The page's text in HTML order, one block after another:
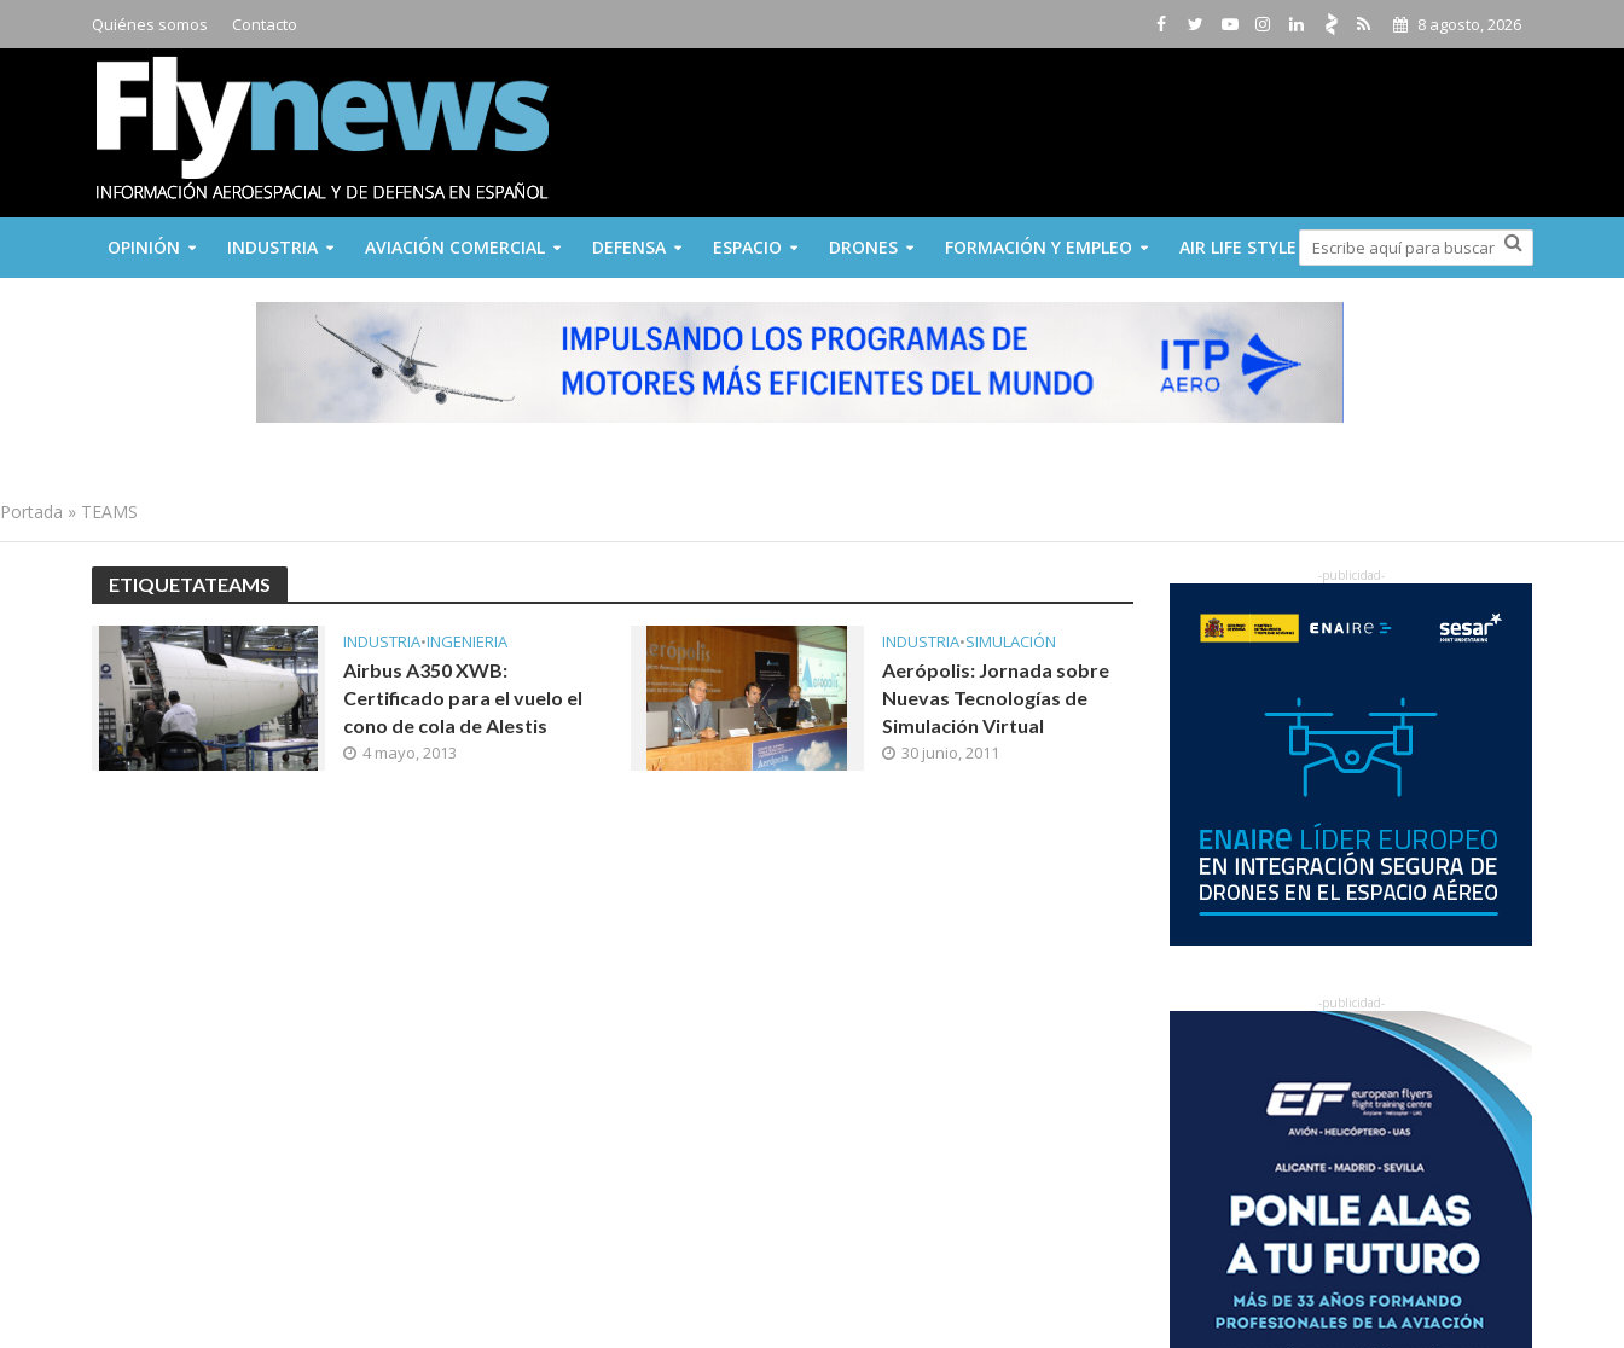
Quiénes somos Contacto 8 agosto, 2026
OPINIÓN INDUSTRIA AVIACIÓN COMERCIAL DEFENSA ESPACIO DRONES FORMACIÓN Y EMPLEO AIR LIFE STYLE
Portada » TEAMS
ETIQUETATEAMS
INDUSTRIA•INGENIERIA
Airbus A350 XWB:
Certificado para el vuelo el
cono de cola de Alestis
4 mayo, 2013
INDUSTRIA•SIMULACIÓN
Aerópolis: Jornada sobre
Nuevas Tecnologías de
Simulación Virtual
30 junio, 2011